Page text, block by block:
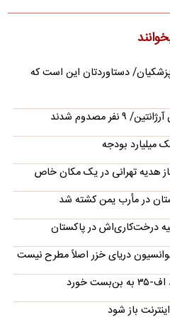
قیمت هر دلار آمریکا امروز ۱۸۸ هزار تومان است و نرخ هر گرم طلا
ساعدی‌نیا از زبان سخنگوی
صادره، تمام اموال منقول و
مشمول مصادره قرار گرفته است.
سوزان سئول را به تصویر
پایتخت کره جنوبی تفاوت دمایی شدید
و سطوح شهری را در شرایط این موج…
ایران و عمان برای بازگشایی
کامل کشتیرانی در تنگه هرمز است و با
اجازه دهد از کشتی‌ها عوارض…
پزشکیان/ دستاوردتان این است که
مصدوم شدند
میلیارد بودجه
هدیه تهرانی در یک مکان خاص
در مأرب یمن کشته شد
درخت‌کاری‌اش در پاکستان
دریای خزر اصلاً مطرح نیست
خورد
باز شود